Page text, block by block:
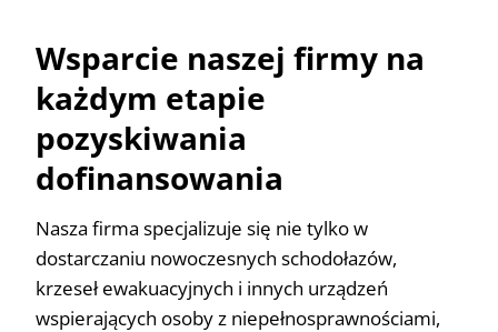
Wsparcie naszej firmy na
każdym etapie
pozyskiwania
dofinansowania
Nasza firma specjalizuje się nie tylko w
dostarczaniu nowoczesnych schodołazów,
krzeseł ewakuacyjnych i innych urządzeń
wspierających osoby z niepełnosprawnościami,